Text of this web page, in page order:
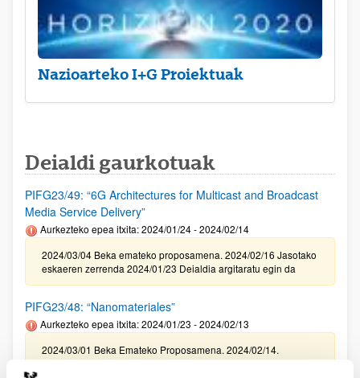
Nazioarteko I+G Proiektuak
Deialdi gaurkotuak
PIFG23/49: “6G Architectures for Multicast and Broadcast
Media Service Delivery”
Aurkezteko epea itxita: 2024/01/24 - 2024/02/14
2024/03/04 Beka emateko proposamena. 2024/02/16 Jasotako
eskaeren zerrenda 2024/01/23 Deialdia argitaratu egin da
PIFG23/48: “Nanomateriales”
Aurkezteko epea itxita: 2024/01/23 - 2024/02/13
2024/03/01 Beka Emateko Proposamena. 2024/02/14.
Balorazio fasera pasako diren jasotako eskaeren zerrenda .